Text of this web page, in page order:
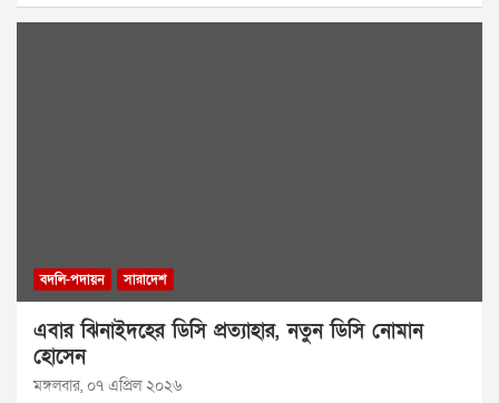
বদলি-পদায়ন সারাদেশ
এবার ঝিনাইদহের ডিসি প্রত্যাহার, নতুন ডিসি নোমান
হোসেন
মঙ্গলবার, ০৭ এপ্রিল ২০২৬